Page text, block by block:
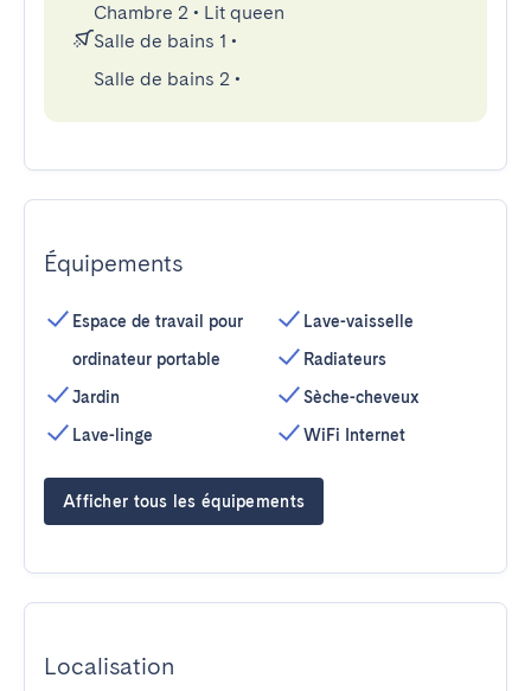
Chambre 2 • Lit queen
Salle de bains 1 •
Salle de bains 2 •
Équipements
Espace de travail pour
ordinateur portable
Jardin
Lave-linge
Lave-vaisselle
Radiateurs
Sèche-cheveux
WiFi Internet
Afficher tous les équipements
Localisation